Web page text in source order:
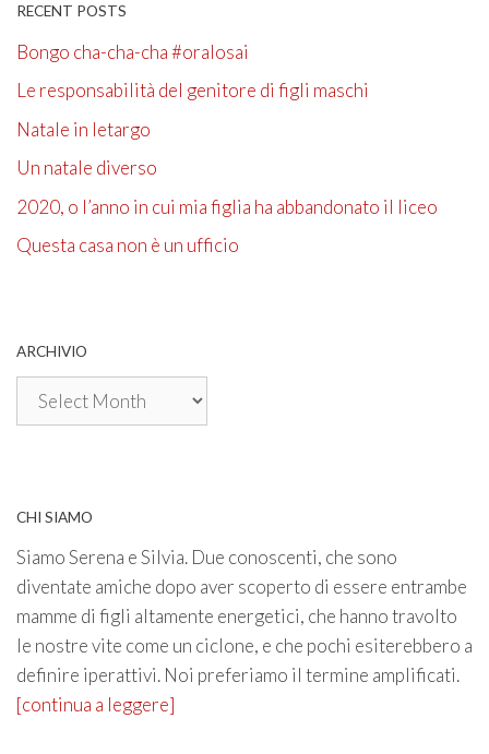
RECENT POSTS
Bongo cha-cha-cha #oralosai
Le responsabilità del genitore di figli maschi
Natale in letargo
Un natale diverso
2020, o l’anno in cui mia figlia ha abbandonato il liceo
Questa casa non è un ufficio
ARCHIVIO
Archivio
CHI SIAMO
Siamo Serena e Silvia. Due conoscenti, che sono
diventate amiche dopo aver scoperto di essere entrambe
mamme di figli altamente energetici, che hanno travolto
le nostre vite come un ciclone, e che pochi esiterebbero a
definire iperattivi. Noi preferiamo il termine amplificati.
[continua a leggere]